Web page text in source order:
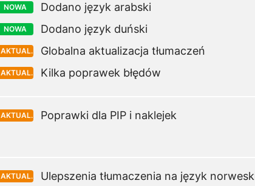
NOWA Dodano język arabski
NOWA Dodano język duński
AKTUAL. Globalna aktualizacja tłumaczeń
AKTUAL. Kilka poprawek błędów
AKTUAL. Poprawki dla PIP i naklejek
AKTUAL. Ulepszenia tłumaczenia na język